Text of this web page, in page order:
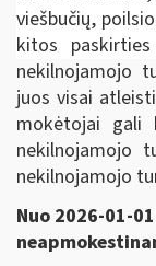
viešbučių,
kitos
nekilnojamojo
juos visai
mokėtojai gali
nekilnojamojo
nekilnojamojo
Nuo 2026-01-